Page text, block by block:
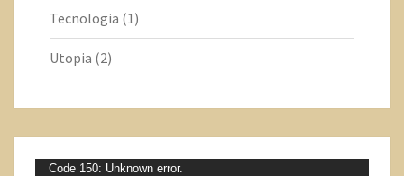
Tecnologia (1)
Utopia (2)
Tocador
Code 150: Unknown error.